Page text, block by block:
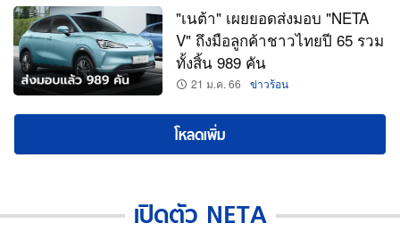
"เนต้า" เผยยอดส่งมอบ "NETA
V" ถึงมือลูกค้าชาวไทยปี 65 รวม
ทั้งสิ้น 989 คัน
21 ม.ค. 66 ข่าวร้อน
โหลดเพิ่ม
เปิดตัว NETA